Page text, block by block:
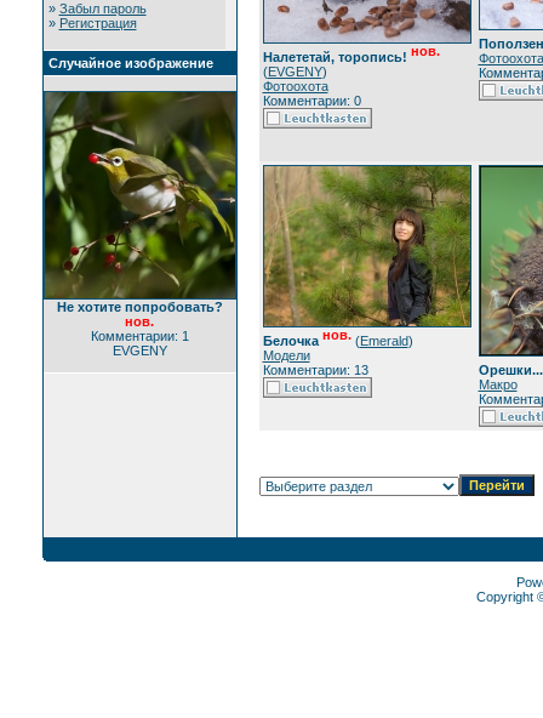
» Забыл пароль
» Регистрация
Случайное изображение
Не хотите попробовать?
нов.
Комментарии: 1
EVGENY
Налететай, торопись! нов.
(EVGENY)
Фотоохота
Комментарии: 0
Фотоохота
Белочка нов.(Emerald)
Модели
Комментарии: 13
Орешки...
Макро
Copyright